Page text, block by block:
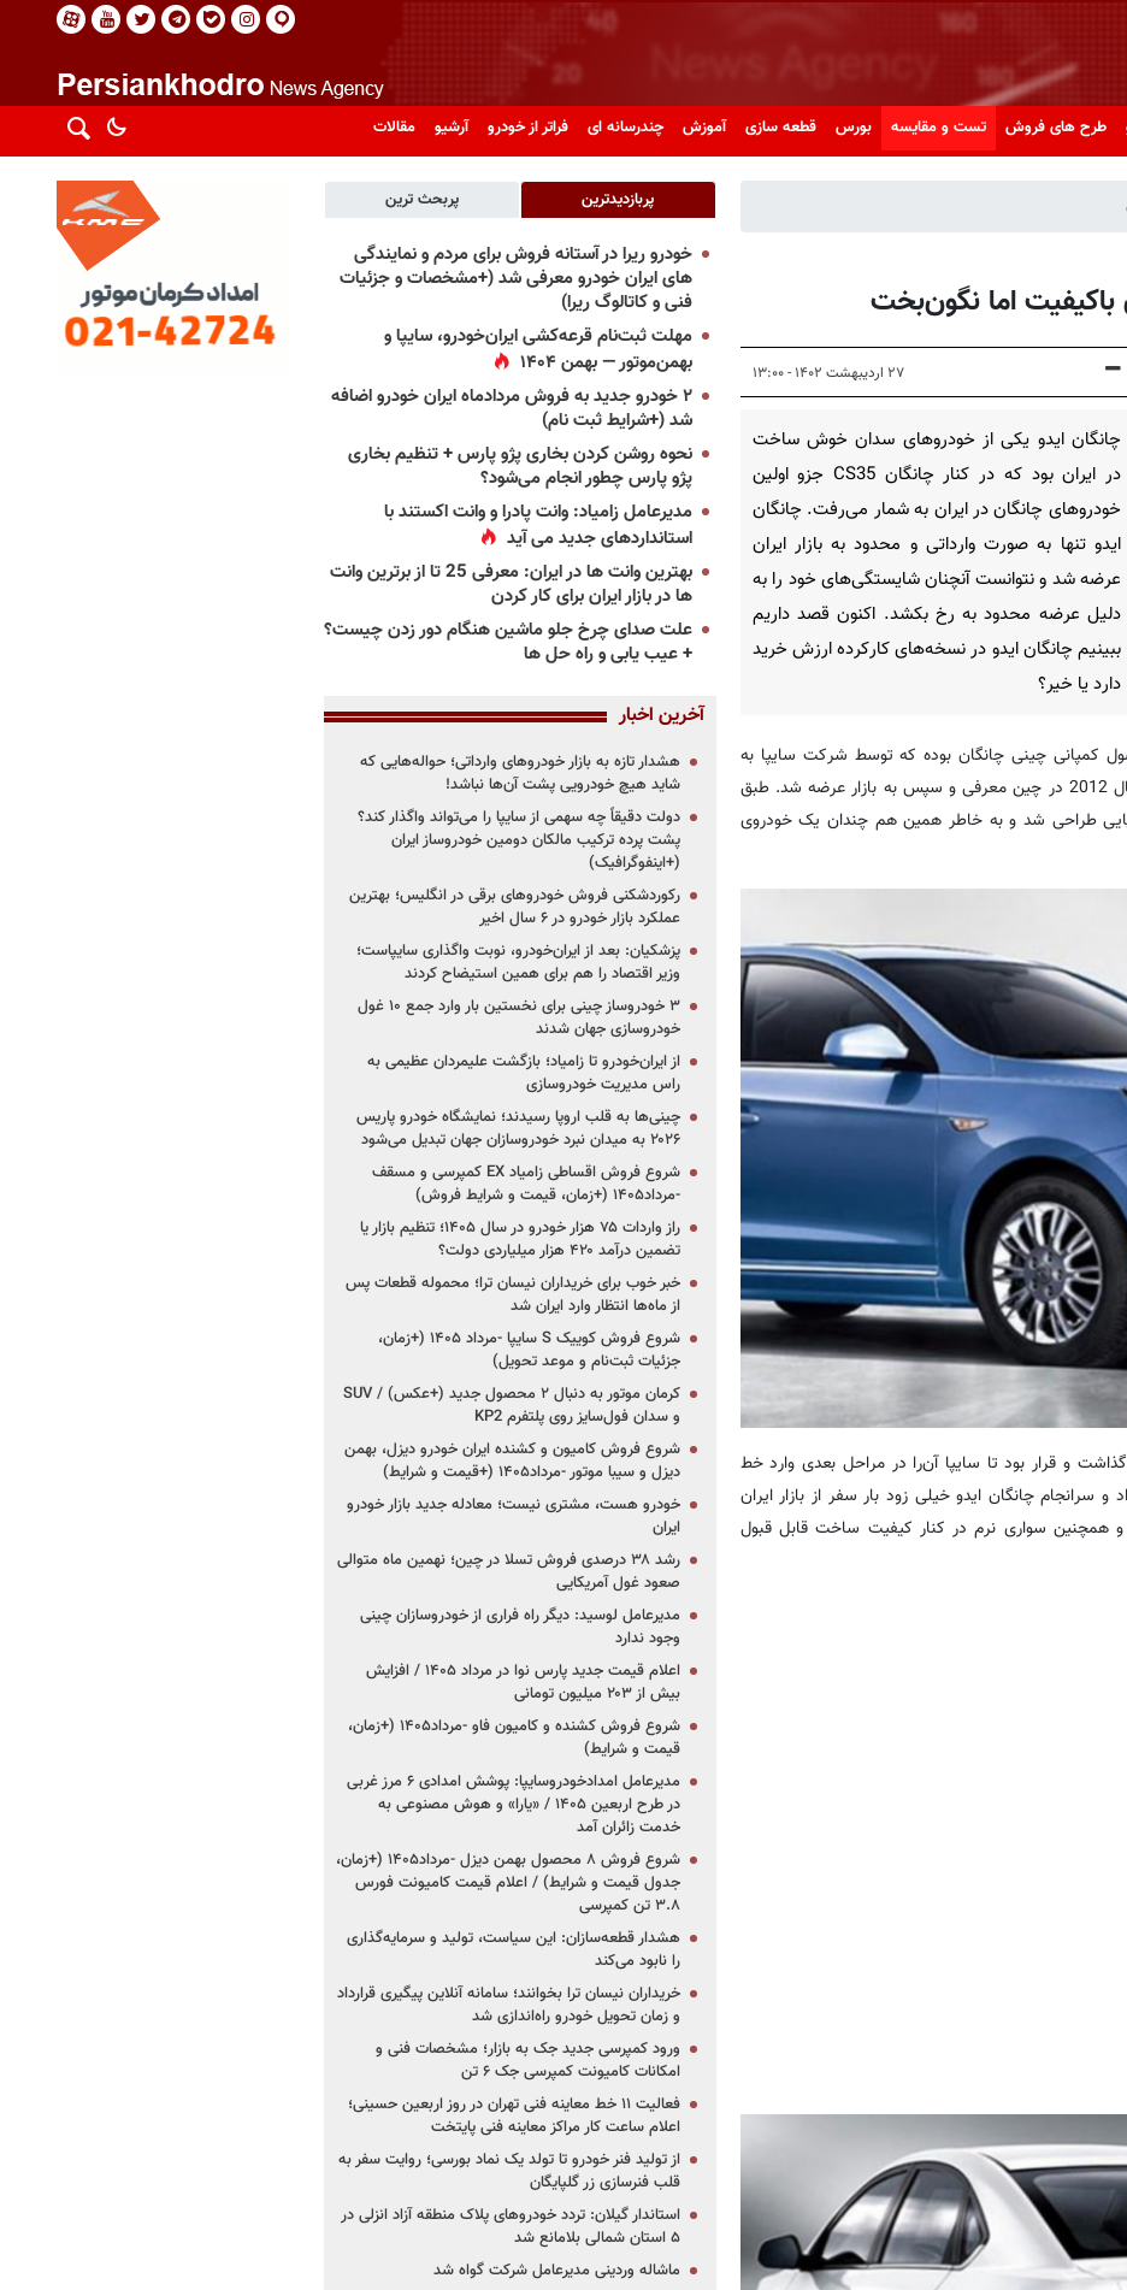
طرح های فروش تست و مقایسه بورس قطعه سازی آموزش چندرسانه ای فراتر از خودرو آرشیو مقالات
اما نگون‌بخت
۲۷ اردیبهشت ۱۴۰۲ - ۱۳:۰۰
چانگان ایدو یکی از خودروهای سدان خوش ساخت
در ایران بود که در کنار چانگان CS35 جزو اولین
خودروهای چانگان در ایران به شمار می‌رفت. چانگان
ایدو تنها به صورت وارداتی و محدود به بازار ایران
عرضه شد و نتوانست آنچنان شایستگی‌های خود را به
دلیل عرضه محدود به رخ بکشد. اکنون قصد داریم
ببینیم چانگان ایدو در نسخه‌های کارکرده ارزش خرید
دارد یا خیر؟
کمپانی چینی چانگان بوده که توسط شرکت سایپا به
بازار ایران عرضه شد. ایدو برای نخستین بار به صورت رسمی سال 2012 در چین معرفی و سپس به بازار عرضه شد. طبق
طراحی شد و به خاطر همین هم چندان یک خودروی
ایران گذاشت و قرار بود تا سایپا آن‌را در مراحل بعدی وارد خط
و سرانجام چانگان ایدو خیلی زود بار سفر از بازار ایران
همچنین سواری نرم در کنار کیفیت ساخت قابل قبول
پربازدیدترین پربحث ترین
خودرو ریرا در آستانه فروش برای مردم و نمایندگی
های ایران خودرو معرفی شد (+مشخصات و جزئیات
فنی و کاتالوگ ریرا)
مهلت ثبت‌نام قرعه‌کشی ایران‌خودرو، سایپا و
بهمن‌موتور — بهمن ۱۴۰۴
۲ خودرو جدید به فروش مردادماه ایران خودرو اضافه
شد (+شرایط ثبت نام)
نحوه روشن کردن بخاری پژو پارس + تنظیم بخاری
پژو پارس چطور انجام می‌شود؟
مدیرعامل زامیاد: وانت پادرا و وانت اکستند با
استانداردهای جدید می آید
بهترین وانت ها در ایران: معرفی 25 تا از برترین وانت
ها در بازار ایران برای کار کردن
علت صدای چرخ جلو ماشین هنگام دور زدن چیست؟
+ عیب یابی و راه حل ها
آخرین اخبار
هشدار تازه به بازار خودروهای وارداتی؛ حواله‌هایی که
شاید هیچ خودرویی پشت آن‌ها نباشد!
دولت دقیقاً چه سهمی از سایپا را می‌تواند واگذار کند؟
پشت پرده ترکیب مالکان دومین خودروساز ایران
(+اینفوگرافیک)
رکوردشکنی فروش خودروهای برقی در انگلیس؛ بهترین
عملکرد بازار خودرو در ۶ سال اخیر
پزشکیان: بعد از ایران‌خودرو، نوبت واگذاری سایپاست؛
وزیر اقتصاد را هم برای همین استیضاح کردند
۳ خودروساز چینی برای نخستین بار وارد جمع ۱۰ غول
خودروسازی جهان شدند
از ایران‌خودرو تا زامیاد؛ بازگشت علیمردان عظیمی به
راس مدیریت خودروسازی
چینی‌ها به قلب اروپا رسیدند؛ نمایشگاه خودرو پاریس
۲۰۲۶ به میدان نبرد خودروسازان جهان تبدیل می‌شود
شروع فروش اقساطی زامیاد EX کمپرسی و مسقف
-مرداد۱۴۰۵ (+زمان، قیمت و شرایط فروش)
راز واردات ۷۵ هزار خودرو در سال ۱۴۰۵؛ تنظیم بازار یا
تضمین درآمد ۴۲۰ هزار میلیاردی دولت؟
خبر خوب برای خریداران نیسان ترا؛ محموله قطعات پس
از ماه‌ها انتظار وارد ایران شد
شروع فروش کوییک S سایپا -مرداد ۱۴۰۵ (+زمان،
جزئیات ثبت‌نام و موعد تحویل)
کرمان موتور به دنبال ۲ محصول جدید (+عکس) / SUV
و سدان فول‌سایز روی پلتفرم KP2
شروع فروش کامیون و کشنده ایران خودرو دیزل، بهمن
دیزل و سیبا موتور -مرداد۱۴۰۵ (+قیمت و شرایط)
خودرو هست، مشتری نیست؛ معادله جدید بازار خودرو
ایران
رشد ۳۸ درصدی فروش تسلا در چین؛ نهمین ماه متوالی
صعود غول آمریکایی
مدیرعامل لوسید: دیگر راه فراری از خودروسازان چینی
وجود ندارد
اعلام قیمت جدید پارس نوا در مرداد ۱۴۰۵ / افزایش
بیش از ۲۰۳ میلیون تومانی
شروع فروش کشنده و کامیون فاو -مرداد۱۴۰۵ (+زمان،
قیمت و شرایط)
مدیرعامل امدادخودروسایپا: پوشش امدادی ۶ مرز غربی
در طرح اربعین ۱۴۰۵ / «یارا» و هوش مصنوعی به
خدمت زائران آمد
شروع فروش ۸ محصول بهمن دیزل -مرداد۱۴۰۵ (+زمان،
جدول قیمت و شرایط) / اعلام قیمت کامیونت فورس
۳.۸ تن کمپرسی
هشدار قطعه‌سازان: این سیاست، تولید و سرمایه‌گذاری
را نابود می‌کند
خریداران نیسان ترا بخوانند؛ سامانه آنلاین پیگیری قرارداد
و زمان تحویل خودرو راه‌اندازی شد
ورود کمپرسی جدید جک به بازار؛ مشخصات فنی و
امکانات کامیونت کمپرسی جک ۶ تن
فعالیت ۱۱ خط معاینه فنی تهران در روز اربعین حسینی؛
اعلام ساعت کار مراکز معاینه فنی پایتخت
از تولید فنر خودرو تا تولد یک نماد بورسی؛ روایت سفر به
قلب فنرسازی زر گلپایگان
استاندار گیلان: تردد خودروهای پلاک منطقه آزاد انزلی در
۵ استان شمالی بلامانع شد
ماشاله وردینی مدیرعامل شرکت گواه شد